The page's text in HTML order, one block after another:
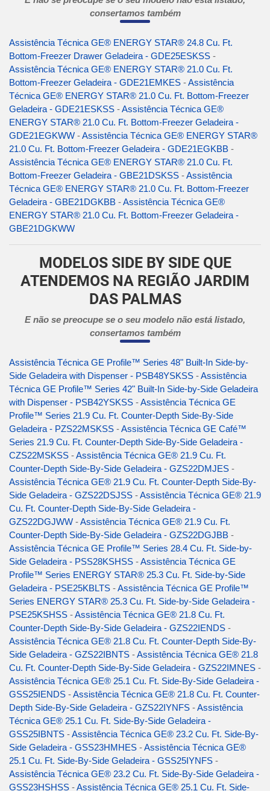
consertamos também
Assistência Técnica GE® ENERGY STAR® 24.8 Cu. Ft.
Bottom-Freezer Drawer Geladeira - GDE25ESKSS -
Assistência Técnica GE® ENERGY STAR® 21.0 Cu. Ft.
Bottom-Freezer Geladeira - GDE21EMKES -Assistência
Técnica GE® ENERGY STAR® 21.0 Cu. Ft. Bottom-Freezer
Geladeira - GDE21ESKSS -Assistência Técnica GE®
ENERGY STAR® 21.0 Cu. Ft. Bottom-Freezer Geladeira -
GDE21EGKWW -Assistência Técnica GE® ENERGY STAR®
21.0 Cu. Ft. Bottom-Freezer Geladeira - GDE21EGKBB -
Assistência Técnica GE® ENERGY STAR® 21.0 Cu. Ft.
Bottom-Freezer Geladeira - GBE21DSKSS -Assistência
Técnica GE® ENERGY STAR® 21.0 Cu. Ft. Bottom-Freezer
Geladeira - GBE21DGKBB -Assistência Técnica GE®
ENERGY STAR® 21.0 Cu. Ft. Bottom-Freezer Geladeira -
GBE21DGKWW
MODELOS SIDE BY SIDE QUE
ATENDEMOS NA REGIÃO JARDIM
DAS PALMAS
E não se preocupe se o seu modelo não está listado,
consertamos também
Assistência Técnica GE Profile™ Series 48" Built-In Side-by-
Side Geladeira with Dispenser - PSB48YSKSS -Assistência
Técnica GE Profile™ Series 42" Built-In Side-by-Side Geladeira
with Dispenser - PSB42YSKSS -Assistência Técnica GE
Profile™ Series 21.9 Cu. Ft. Counter-Depth Side-By-Side
Geladeira - PZS22MSKSS -Assistência Técnica GE Café™
Series 21.9 Cu. Ft. Counter-Depth Side-By-Side Geladeira -
CZS22MSKSS -Assistência Técnica GE® 21.9 Cu. Ft.
Counter-Depth Side-By-Side Geladeira - GZS22DMJES -
Assistência Técnica GE® 21.9 Cu. Ft. Counter-Depth Side-By-
Side Geladeira - GZS22DSJSS -Assistência Técnica GE® 21.9
Cu. Ft. Counter-Depth Side-By-Side Geladeira -
GZS22DGJWW -Assistência Técnica GE® 21.9 Cu. Ft.
Counter-Depth Side-By-Side Geladeira - GZS22DGJBB -
Assistência Técnica GE Profile™ Series 28.4 Cu. Ft. Side-by-
Side Geladeira - PSS28KSHSS -Assistência Técnica GE
Profile™ Series ENERGY STAR® 25.3 Cu. Ft. Side-by-Side
Geladeira - PSE25KBLTS -Assistência Técnica GE Profile™
Series ENERGY STAR® 25.3 Cu. Ft. Side-by-Side Geladeira -
PSE25KSHSS -Assistência Técnica GE® 21.8 Cu. Ft.
Counter-Depth Side-By-Side Geladeira - GZS22IENDS -
Assistência Técnica GE® 21.8 Cu. Ft. Counter-Depth Side-By-
Side Geladeira - GZS22IBNTS -Assistência Técnica GE® 21.8
Cu. Ft. Counter-Depth Side-By-Side Geladeira - GZS22IMNES -
Assistência Técnica GE® 25.1 Cu. Ft. Side-By-Side Geladeira -
GSS25IENDS -Assistência Técnica GE® 21.8 Cu. Ft. Counter-
Depth Side-By-Side Geladeira - GZS22IYNFS -Assistência
Técnica GE® 25.1 Cu. Ft. Side-By-Side Geladeira -
GSS25IBNTS -Assistência Técnica GE® 23.2 Cu. Ft. Side-By-
Side Geladeira - GSS23HMHES -Assistência Técnica GE®
25.1 Cu. Ft. Side-By-Side Geladeira - GSS25IYNFS -
Assistência Técnica GE® 23.2 Cu. Ft. Side-By-Side Geladeira -
GSS23HSHSS -Assistência Técnica GE® 25.1 Cu. Ft. Side-